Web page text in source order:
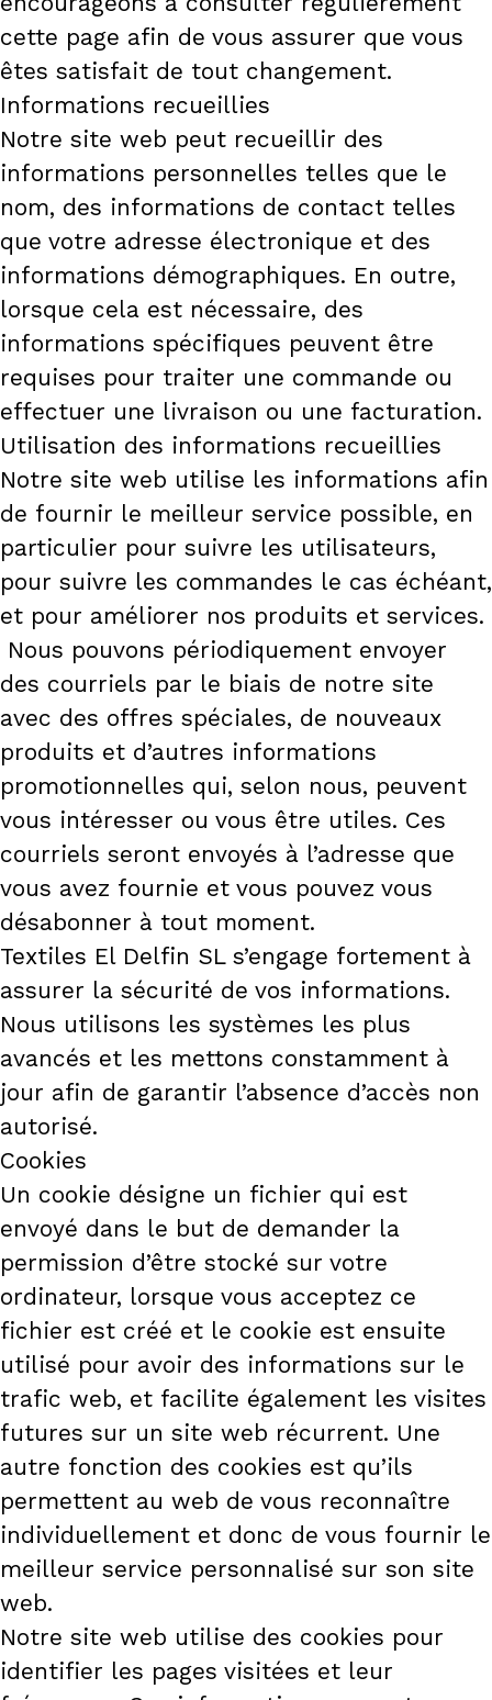
cette page afin de vous assurer que vous
êtes satisfait de tout changement.
Informations recueillies
Notre site web peut recueillir des
informations personnelles telles que le
nom, des informations de contact telles
que votre adresse électronique et des
informations démographiques. En outre,
lorsque cela est nécessaire, des
informations spécifiques peuvent être
requises pour traiter une commande ou
effectuer une livraison ou une facturation.
Utilisation des informations recueillies
Notre site web utilise les informations afin
de fournir le meilleur service possible, en
particulier pour suivre les utilisateurs,
pour suivre les commandes le cas échéant,
et pour améliorer nos produits et services.
Nous pouvons périodiquement envoyer
des courriels par le biais de notre site
avec des offres spéciales, de nouveaux
produits et d’autres informations
promotionnelles qui, selon nous, peuvent
vous intéresser ou vous être utiles. Ces
courriels seront envoyés à l’adresse que
vous avez fournie et vous pouvez vous
désabonner à tout moment.
Textiles El Delfin SL s’engage fortement à
assurer la sécurité de vos informations.
Nous utilisons les systèmes les plus
avancés et les mettons constamment à
jour afin de garantir l’absence d’accès non
autorisé.
Cookies
Un cookie désigne un fichier qui est
envoyé dans le but de demander la
permission d’être stocké sur votre
ordinateur, lorsque vous acceptez ce
fichier est créé et le cookie est ensuite
utilisé pour avoir des informations sur le
trafic web, et facilite également les visites
futures sur un site web récurrent. Une
autre fonction des cookies est qu’ils
permettent au web de vous reconnaître
individuellement et donc de vous fournir le
meilleur service personnalisé sur son site
web.
Notre site web utilise des cookies pour
identifier les pages visitées et leur